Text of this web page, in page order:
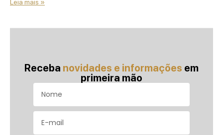
Leia mais »
Receba novidades e informações em
primeira mão